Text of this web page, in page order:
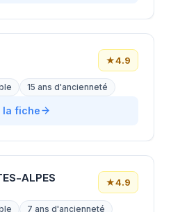
★4.9
15 ans d'ancienneté
la fiche
ALPES ★4.9
7 ans d'ancienneté